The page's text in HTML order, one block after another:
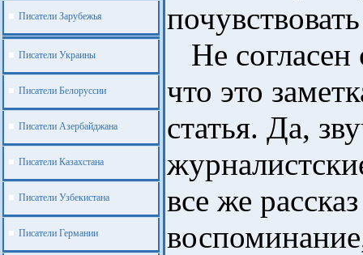
Писатели Зарубежья
Писатели Украины
Писатели Белоруссии
Писатели Азербайджана
Писатели Казахстана
Писатели Узбекистана
Писатели Германии
Не согласен
что это
статья. Да,
все же